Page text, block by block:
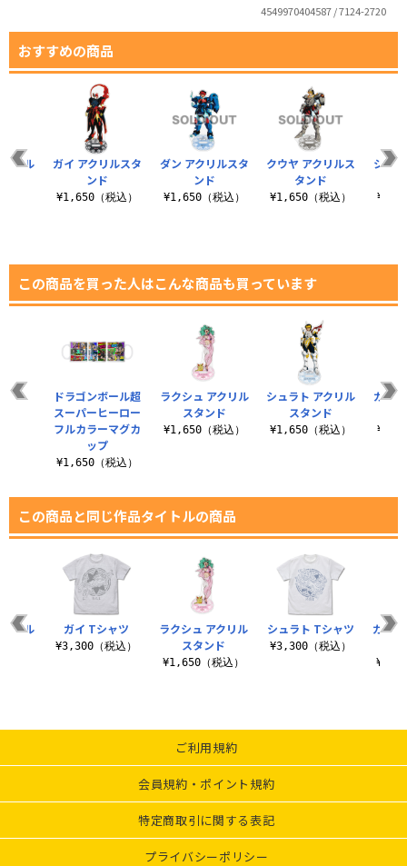
4549970404587 / 7124-2720
おすすめの商品
ダン アクリルスタ
ンド
¥1,650（税込）
クウヤ アクリルス
タンド
¥1,650（税込）
シュ
リル
ガイ アクリルスタ
ンド
¥1,650（税込）
この商品を買った人はこんな商品も買っています
ラクシュ アクリル
スタンド
¥1,650（税込）
シュラト アクリル
スタンド
¥1,650（税込）
ガイ
ツ
ドラゴンボール超
スーパーヒーロー
フルカラーマグカ
ップ
¥1,650（税込）
この商品と同じ作品タイトルの商品
ラクシュ アクリル
スタンド
¥1,650（税込）
シュラト Tシャツ
¥3,300（税込）
ガイ
リル
ガイ Tシャツ
¥3,300（税込）
ご利用規約
会員規約・ポイント規約
特定商取引に関する表記
プライバシーポリシー